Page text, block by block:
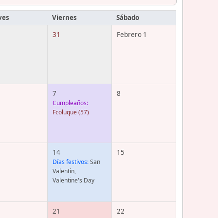
Viernes
Sábado
31
Febrero 1
7
Cumpleaños:
Fcoluque(57)
8
14
Días festivos:San
Valentin,
Valentine's Day
15
21 22